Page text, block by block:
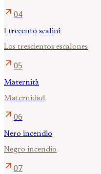
arrow_outward 04
I trecento scalini
Los trescientos escalones
arrow_outward 05
Maternità
Maternidad
arrow_outward 06
Nero incendio
Negro incendio
arrow_outward 07